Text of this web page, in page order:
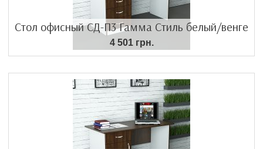
Стол офисный СД-П3 Гамма Стиль белый/венге
4 501 грн.